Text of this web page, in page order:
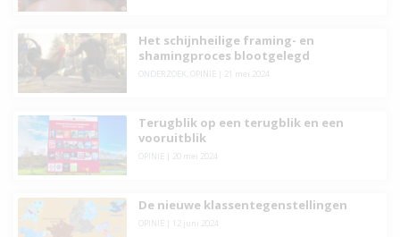
Het schijnheilige framing- en
shamingproces blootgelegd
ONDERZOEK OPINIE 21 mei 2024
Terugblik op een terugblik en een
vooruitblik
OPINIE 20 mei 2024
De nieuwe klassentegenstellingen
OPINIE 12 juni 2024